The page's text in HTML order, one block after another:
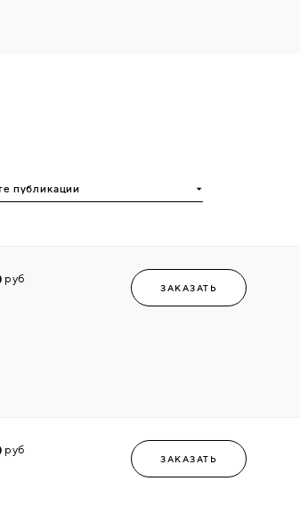
руб
ЗАКАЗАТЬ
руб
ЗАКАЗАТЬ